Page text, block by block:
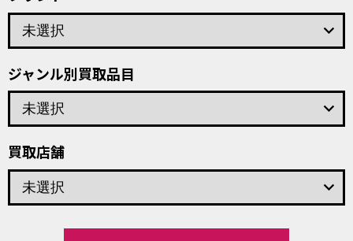
keyboard_arrow_down
ジャンル別買取品目
keyboard_arrow_down
買取店舗
keyboard_arrow_down